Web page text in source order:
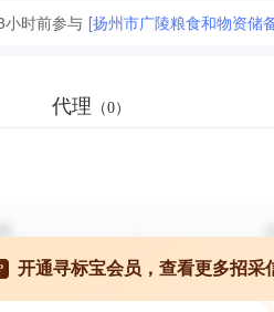
小时前参与 [扬州市广陵粮食和物资储
代理 （0）
开通寻标宝会员，查看更多招采